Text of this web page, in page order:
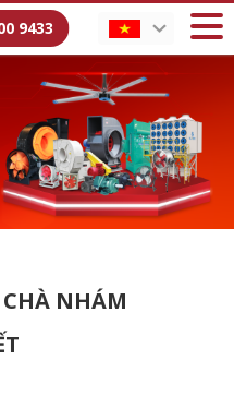
9433
NHÁM